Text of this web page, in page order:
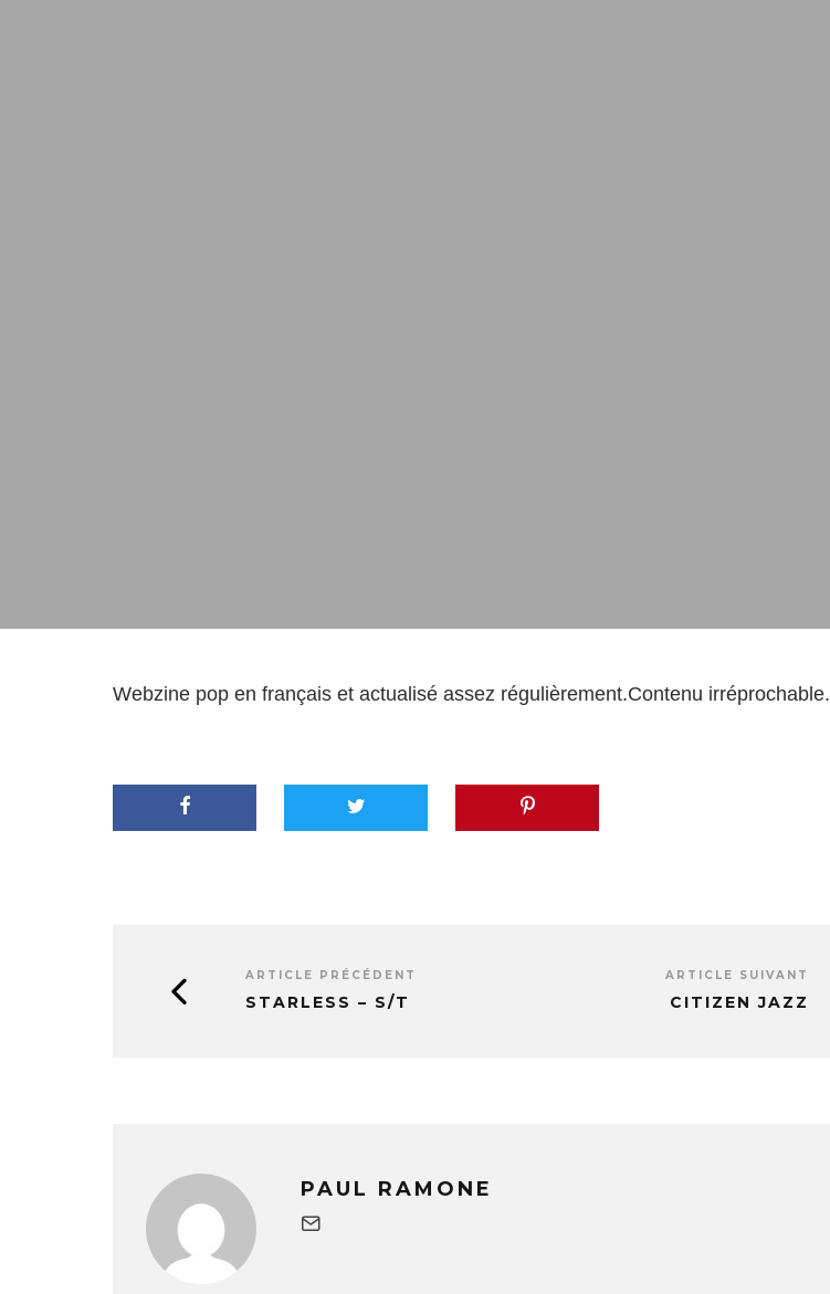
Webzine pop en français et actualisé assez régulièrement.Contenu irréprochable.
ARTICLE PRÉCÉDENT
STARLESS – S/T
ARTICLE SUIVANT
CITIZEN JAZZ
PAUL RAMONE